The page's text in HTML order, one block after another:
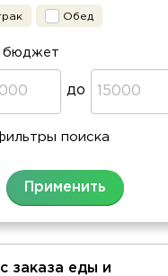
Обед
до
поиска
заказа еды и